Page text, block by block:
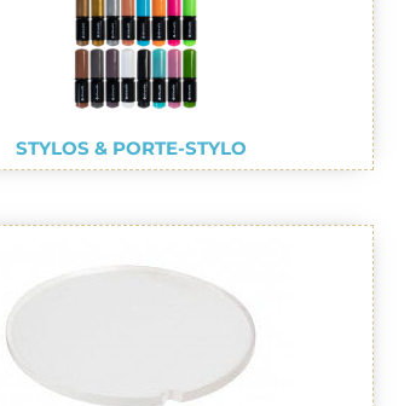
STYLOS & PORTE-STYLO